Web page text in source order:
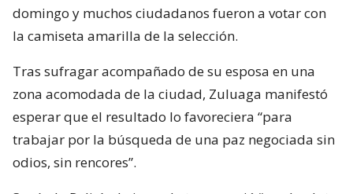
domingo y muchos ciudadanos fueron a votar con
la camiseta amarilla de la selección.
Tras sufragar acompañado de su esposa en una
zona acomodada de la ciudad, Zuluaga manifestó
esperar que el resultado lo favoreciera “para
trabajar por la búsqueda de una paz negociada sin
odios, sin rencores”.